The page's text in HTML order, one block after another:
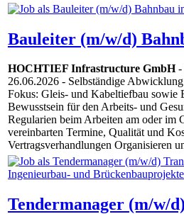
Bauleiter (m/w/d)
HOCHTIEF Infrastructure GmbH-
26.06.2026 - Selbständige
Fokus: Gleis- und Kabeltiefbau sowie
Bewusstsein für den Arbeits- und
Regularien beim Arbeiten am oder im
vereinbarten Termine, Qualität und
Vertragsverhandlungen Organisieren
Tendermanager (m/w/